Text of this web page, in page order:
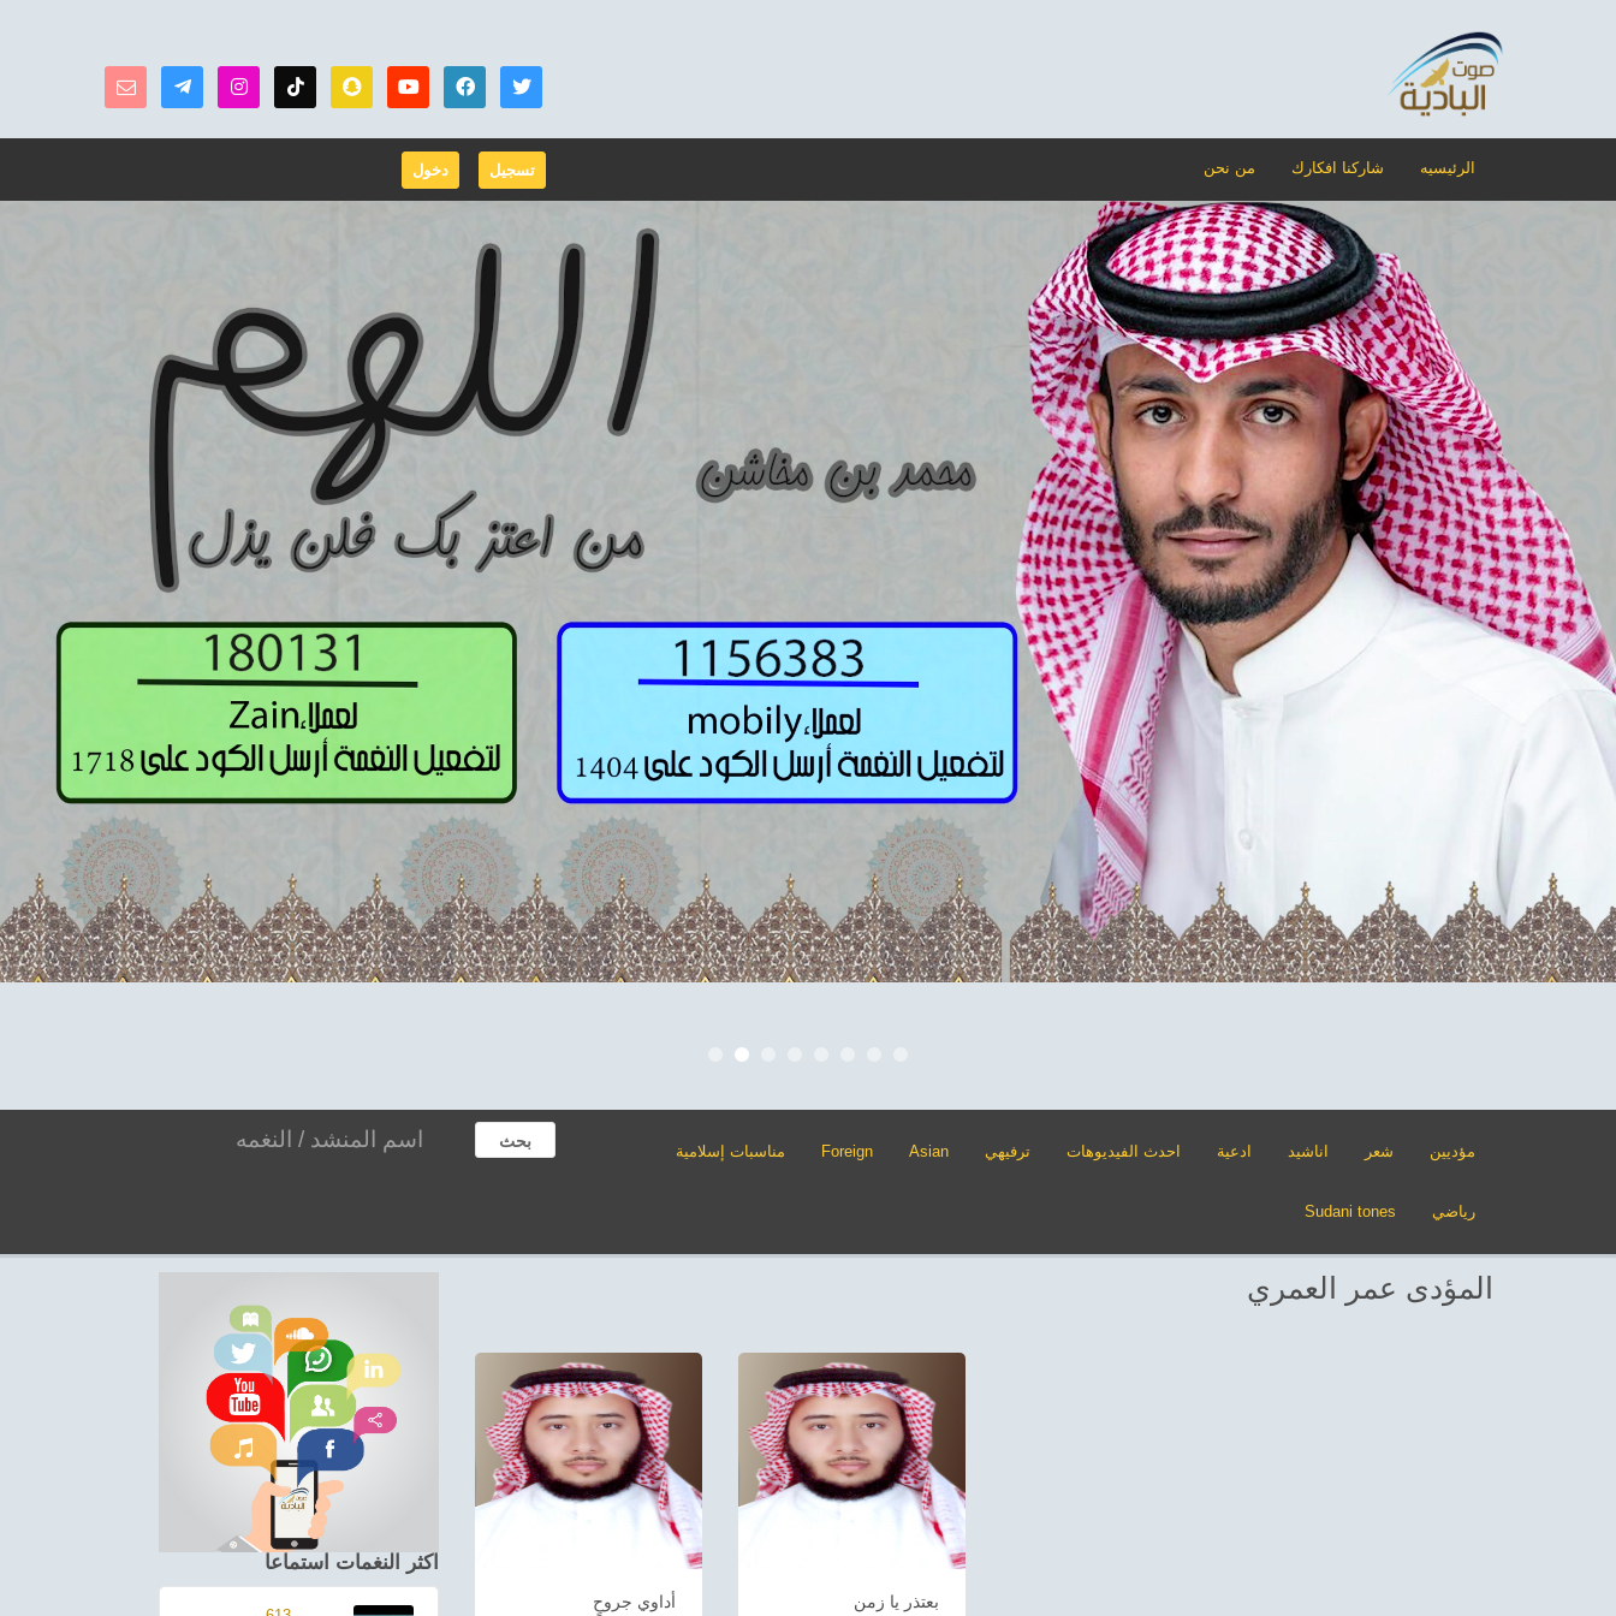
دخول تسجيل من نحن شاركنا افكارك الرئيسيه
بحث
مؤديين شعر اناشيد ادعية احدث الفيديوهات ترفيهي Asian
Foreign مناسبات إسلامية
رياضي Sudani tones
اكثر النغمات استماعا
المؤدى عمر العمري
أداوي جروحٍ بعتذر يا زمن